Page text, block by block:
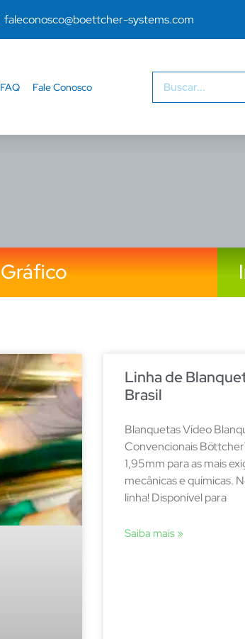
faleconosco@boettcher-systems.com
FAQ Fale Conosco
Gráfico
Linha de
Brasil
Blanquetas Vídeo
Convencionais
1,95mm para as mais
mecânicas e químicas.
linha! Disponível para
Saiba mais »